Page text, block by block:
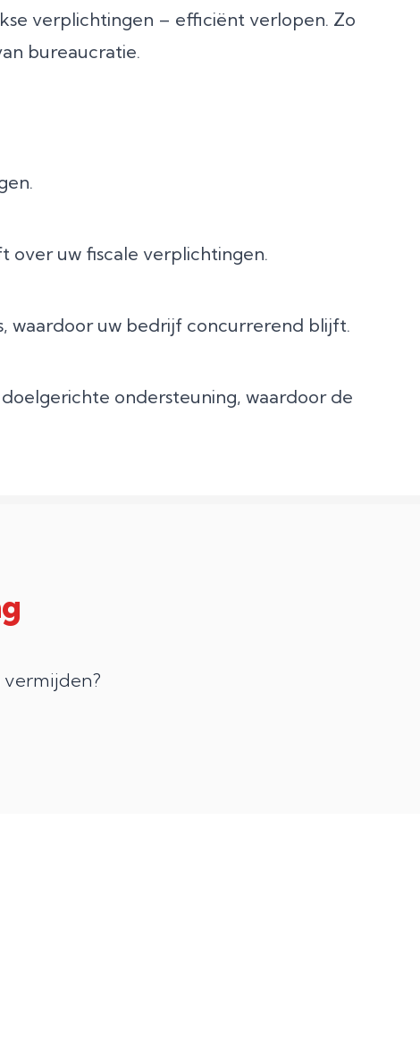
verplichtingen – efficiënt verlopen. Zo
bureaucratie.
over uw fiscale verplichtingen.
waardoor uw bedrijf concurrerend blijft.
ondersteuning, waardoor de